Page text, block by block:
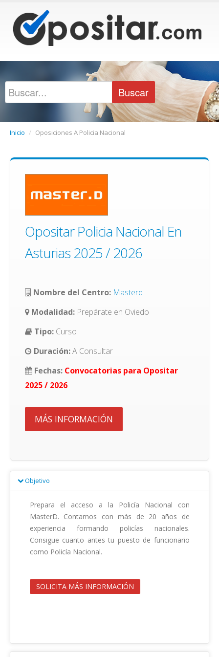
Inicio / Oposiciones A Policia Nacional
Opositar Policia Nacional En
Asturias 2025 / 2026
Nombre del Centro: Masterd
Modalidad: Prepárate en Oviedo
Tipo: Curso
Duración:A Consultar
Fechas: Convocatorias para Opositar
2025 / 2026
MÁS INFORMACIÓN
Objetivo
Prepara el acceso a la Policía Nacional con
MasterD. Contamos con más de 20 años de
experiencia formando policías nacionales.
Consigue cuanto antes tu puesto de funcionario
como Policía Nacional.
SOLICITA MÁS INFORMACIÓN